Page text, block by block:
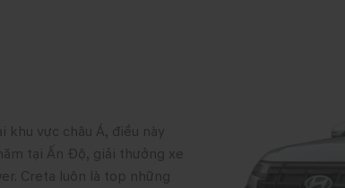
khu vực châu Á, điều này
tại Ấn Độ, giải thưởng xe
Creta luôn là top những